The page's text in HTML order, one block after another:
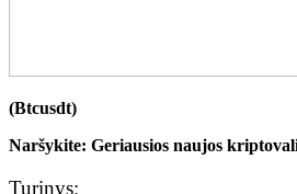
(Btcusdt)
Naršykite: Geriausios naujos
Turinys: